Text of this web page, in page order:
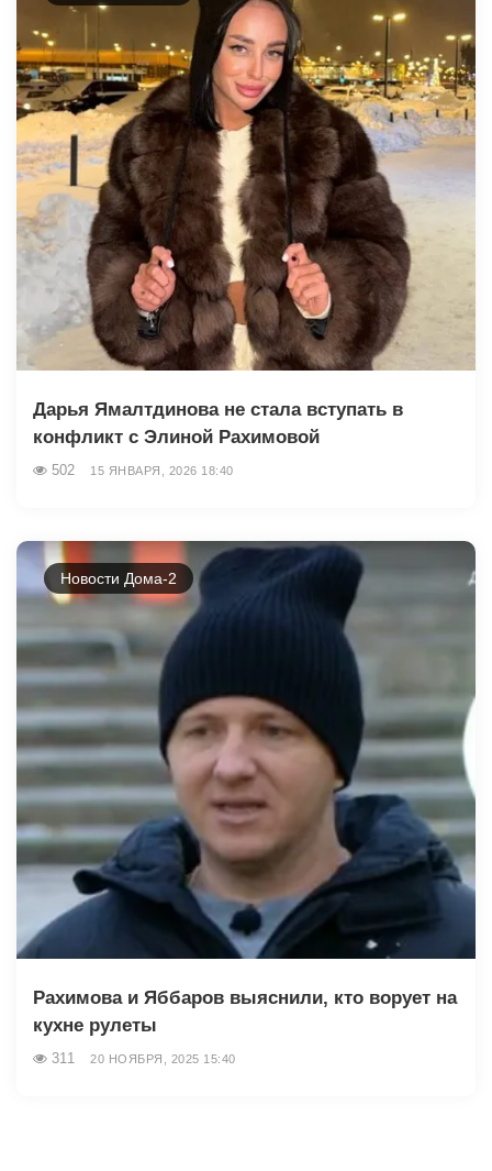
Дарья Ямалтдинова не стала вступать в
конфликт с Элиной Рахимовой
502 15 ЯНВАРЯ, 2026 18:40
Новости Дома-2
Рахимова и Яббаров выяснили, кто ворует на
кухне рулеты
311 20 НОЯБРЯ, 2025 15:40